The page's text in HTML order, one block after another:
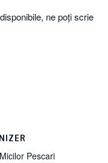
ne poți scrie
Pescari